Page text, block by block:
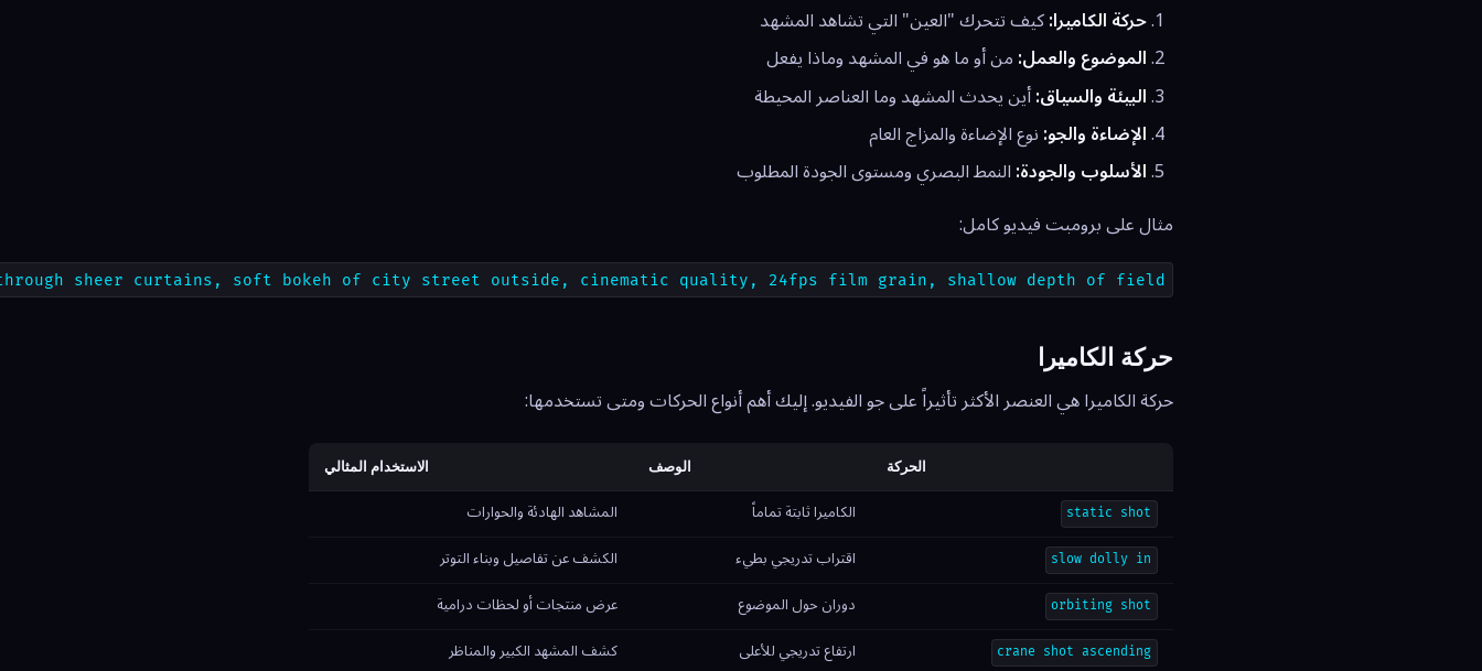
حركة الكاميرا:كيف تتحرك "العين" التي تشاهد المشهد
الموضوع والعمل:من أو ما هو في المشهد وماذا يفعل
البيئة والسياق:أين يحدث المشهد وما العناصر المحيطة
الإضاءة والجو:نوع الإضاءة والمزاج العام
الأسلوب والجودة:النمط البصري ومستوى الجودة المطلوب
مثال على برومبت فيديو كامل:
sheer curtains, soft bokeh of city street outside, cinematic quality, 24fps film grain, shallow depth of field
حركة الكاميرا
حركة الكاميرا هي العنصر الأكثر تأثيراً على جو الفيديو. إليك أهم أنواع الحركات ومتى تستخدمها:
الحركة الوصف الاستخدام المثالي
static shot الكاميرا ثابتة تماماً المشاهد الهادئة والحوارات
slow dolly in اقتراب تدريجي بطيء الكشف عن تفاصيل وبناء التوتر
orbiting shot دوران حول الموضوع عرض منتجات أو لحظات درامية
crane shot ascending ارتفاع تدريجي للأعلى كشف المشهد الكبير والمناظر